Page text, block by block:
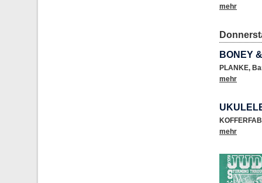
mehr
BONEY
PLANKE,
mehr
mehr